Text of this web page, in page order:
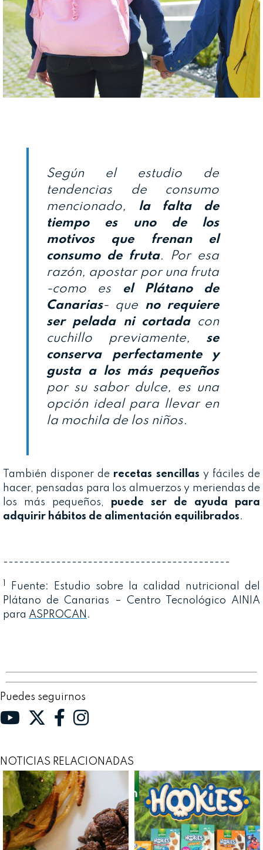
Según el estudio de
tendencias de consumo
mencionado, la falta de
tiempo es uno de los
motivos que frenan el
consumo de fruta. Por esa
razón, apostar por una fruta
-como es
el Plátano de
Canarias- que no requiere
ser pelada ni cortadacon
cuchillo previamente, se
conserva perfectamente y
gusta a los más pequeños
por su sabor dulce, es una
opción ideal para llevar en
la mochila de los niños.
También disponer de recetas sencillas y fáciles de
hacer, pensadas para los almuerzos y meriendas de
los más pequeños, puede ser de ayuda para
adquirir hábitos de alimentación equilibrados.
-------------------------------------------
Fuente: Estudio sobre la calidad nutricional del
Plátano de Canarias – Centro Tecnológico AINIA
para ASPROCAN .
Puedes seguirnos
NOTICIAS RELACIONADAS